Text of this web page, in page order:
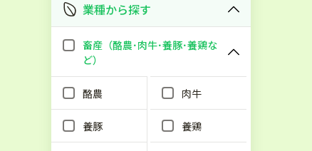
業種から探す
畜産（酪農･肉牛･養豚･養鶏な
ど）
酪農 肉牛
養豚 養鶏